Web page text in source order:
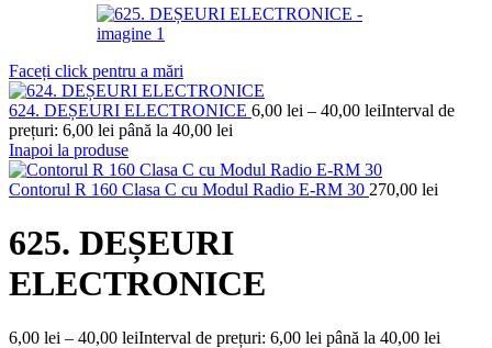
Faceți click pentru a mări
624. DEȘEURI ELECTRONICE 6,00 lei – 40,00 leiInterval de
prețuri: 6,00 lei până la 40,00 lei
Inapoi la produse
Contorul R 160 Clasa C cu Modul Radio E-RM 30 270,00 lei
625. DEȘEURI
ELECTRONICE
6,00 lei – 40,00 leiInterval de prețuri: 6,00 lei până la 40,00 lei